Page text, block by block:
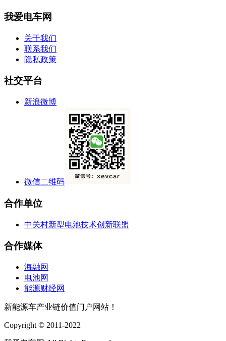
我爱电车网
关于我们
联系我们
隐私政策
社交平台
新浪微博
微信二维码
合作单位
中关村新型电池技术创新联盟
合作媒体
海融网
电池网
能源财经网
新能源车产业链价值门户网站！
Copyright © 2011-2022